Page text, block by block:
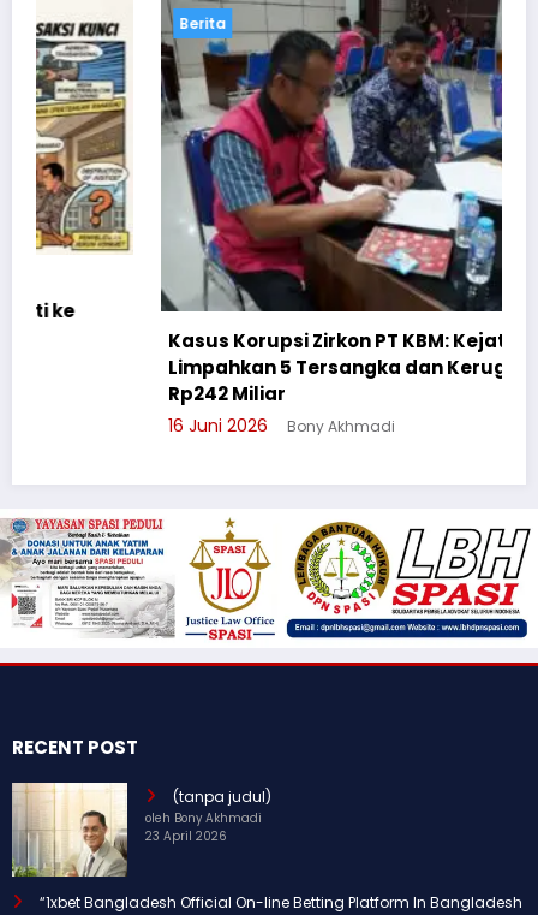
Berita
Kasus Korupsi Zirkon PT KBM: Kejati Kalteng
Limpahkan 5 Tersangka dan Kerugian Negara
Bony Akhmadi
RECENT POST
(tanpa judul)
oleh Bony Akhmadi
23 April 2026
“1xbet Bangladesh Official On-line Betting Platform In Bangladesh